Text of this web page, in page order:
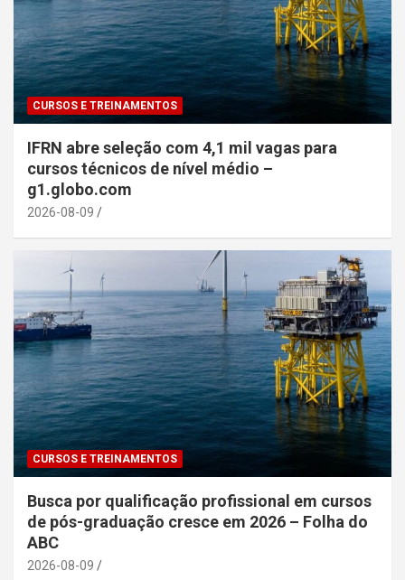
CURSOS E TREINAMENTOS
IFRN abre seleção com 4,1 mil vagas para
cursos técnicos de nível médio –
g1.globo.com
2026-08-09
CURSOS E TREINAMENTOS
Busca por qualificação profissional em cursos
de pós-graduação cresce em 2026 – Folha do
ABC
2026-08-09